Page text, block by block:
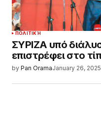
ΠΟΛΙΤΙΚΉ
ΣΥΡΙΖΑ υπό
επιστρέφει στο
by Pan OramaJanuary 26, 2025